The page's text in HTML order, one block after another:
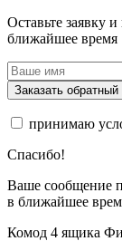
Оставьте заявку
ближайшее время
Заказать обратный
принимаю
Спасибо!
Ваше сообщение
в ближайшее
Комод 4 ящика